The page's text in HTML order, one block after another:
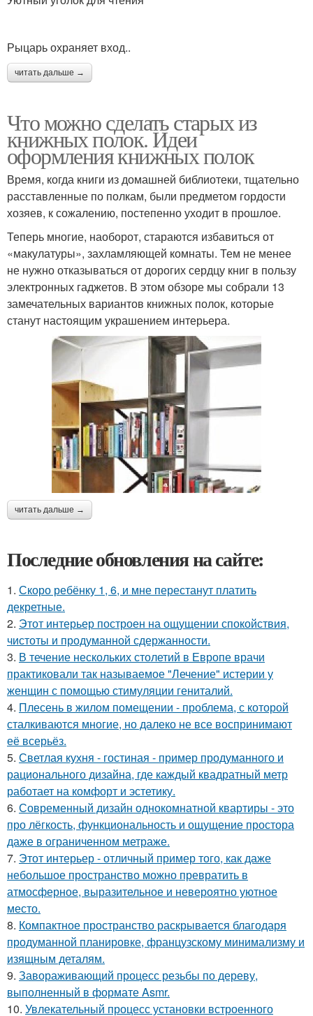
Рыцарь охраняет вход..
читать дальше →
Что можно сделать старых из
книжных полок. Идеи
оформления книжных полок
Время, когда книги из домашней библиотеки, тщательно
расставленные по полкам, были предметом гордости
хозяев, к сожалению, постепенно уходит в прошлое.
Теперь многие, наоборот, стараются избавиться от
«макулатуры», захламляющей комнаты. Тем не менее
не нужно отказываться от дорогих сердцу книг в пользу
электронных гаджетов. В этом обзоре мы собрали 13
замечательных вариантов книжных полок, которые
станут настоящим украшением интерьера.
читать дальше →
Последние обновления на сайте:
1. Скоро ребёнку 1, 6, и мне перестанут платить
декретные.
2. Этот интерьер построен на ощущении спокойствия,
чистоты и продуманной сдержанности.
3. В течение нескольких столетий в Европе врачи
практиковали так называемое "Лечение" истерии у
женщин с помощью стимуляции гениталий.
4. Плесень в жилом помещении - проблема, с которой
сталкиваются многие, но далеко не все воспринимают
её всерьёз.
5. Светлая кухня - гостиная - пример продуманного и
рационального дизайна, где каждый квадратный метр
работает на комфорт и эстетику.
6. Современный дизайн однокомнатной квартиры - это
про лёгкость, функциональность и ощущение простора
даже в ограниченном метраже.
7. Этот интерьер - отличный пример того, как даже
небольшое пространство можно превратить в
атмосферное, выразительное и невероятно уютное
место.
8. Компактное пространство раскрывается благодаря
продуманной планировке, французскому минимализму и
изящным деталям.
9. Завораживающий процесс резьбы по дереву,
выполненный в формате Asmr.
10. Увлекательный процесс установки встроенного